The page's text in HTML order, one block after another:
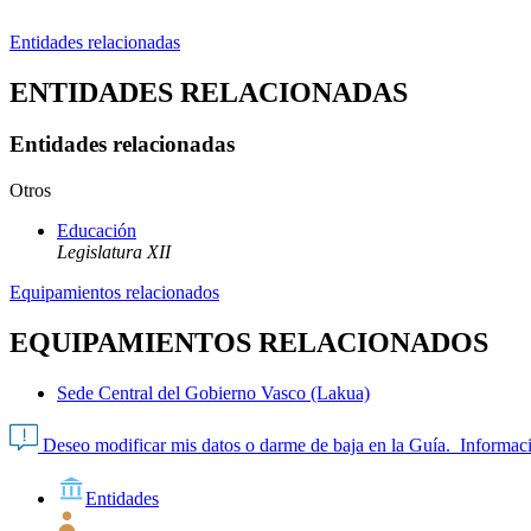
Entidades relacionadas
ENTIDADES RELACIONADAS
Entidades relacionadas
Otros
Educación
Legislatura XII
Equipamientos relacionados
EQUIPAMIENTOS RELACIONADOS
Sede Central del Gobierno Vasco (Lakua)
Deseo modificar mis datos o darme de baja en la Guía.
Entidades